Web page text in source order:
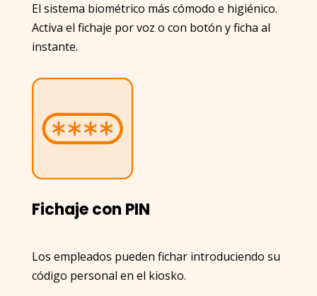
El sistema biométrico más cómodo e higiénico.
Activa el fichaje por voz o con botón y ficha al
instante.
Fichaje con PIN
Los empleados pueden fichar introduciendo su
código personal en el kiosko.